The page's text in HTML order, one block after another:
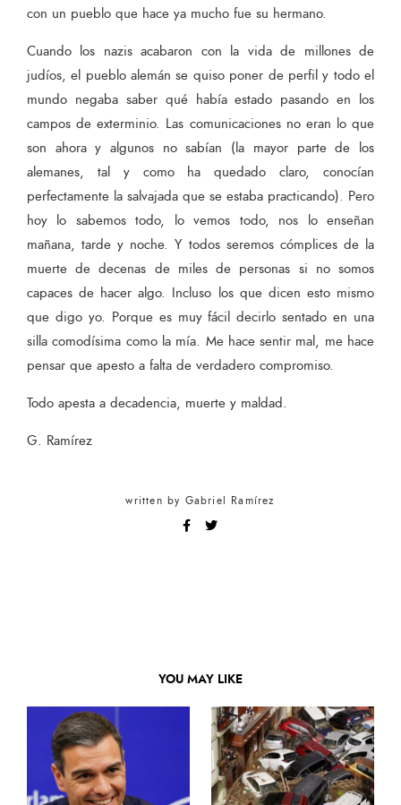
con un pueblo que hace ya mucho fue su hermano.
Cuando los nazis acabaron con la vida de millones de
judíos, el pueblo alemán se quiso poner de perfil y todo el
mundo negaba saber qué había estado pasando en los
campos de exterminio. Las comunicaciones no eran lo que
son ahora y algunos no sabían (la mayor parte de los
alemanes, tal y como ha quedado claro, conocían
perfectamente la salvajada que se estaba practicando). Pero
hoy lo sabemos todo, lo vemos todo, nos lo enseñan
mañana, tarde y noche. Y todos seremos cómplices de la
muerte de decenas de miles de personas si no somos
capaces de hacer algo. Incluso los que dicen esto mismo
que digo yo. Porque es muy fácil decirlo sentado en una
silla comodísima como la mía. Me hace sentir mal, me hace
pensar que apesto a falta de verdadero compromiso.
Todo apesta a decadencia, muerte y maldad.
G. Ramírez
written by Gabriel Ramírez
YOU MAY LIKE